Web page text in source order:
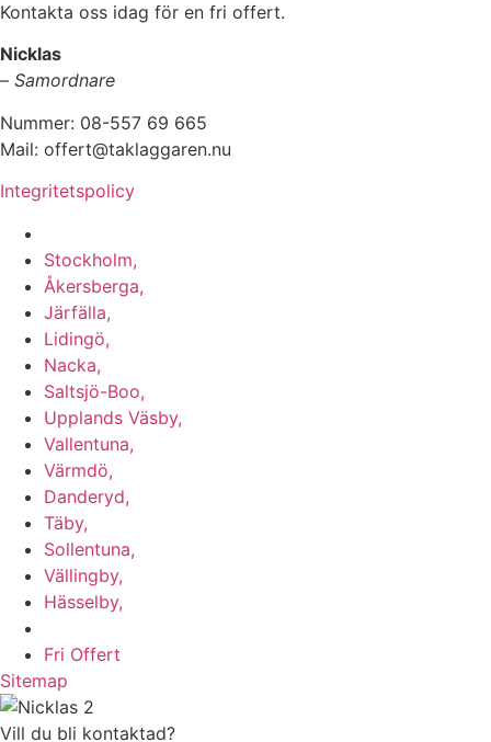
Kontakta oss idag för en fri offert.
Nicklas
– Samordnare
Nummer: 08-557 69 665
Mail: offert@taklaggaren.nu
Integritetspolicy
Stockholm,
Åkersberga,
Järfälla,
Lidingö,
Nacka,
Saltsjö-Boo,
Upplands Väsby,
Vallentuna,
Värmdö,
Danderyd,
Täby,
Sollentuna,
Vällingby,
Hässelby,
Fri Offert
Sitemap
Vill du bli kontaktad?